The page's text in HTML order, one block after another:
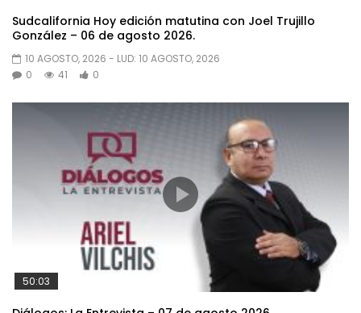
Sudcalifornia Hoy edición matutina con Joel Trujillo
González – 06 de agosto 2026.
10 AGOSTO, 2026 - LUD: 10 AGOSTO, 2026
0
41 0
50:03